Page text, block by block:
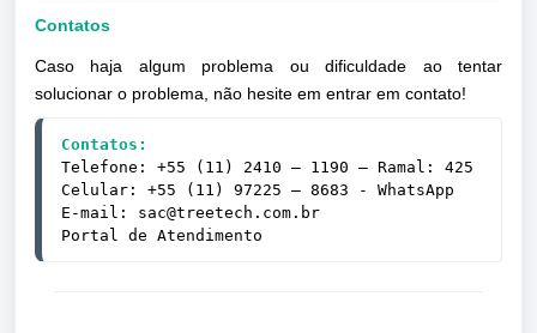
Contatos
Caso haja algum problema ou dificuldade ao tentar
solucionar o problema, não hesite em entrar em contato!
Contatos:
Telefone: +55 (11) 2410 – 1190 — Ramal: 425
Celular: +55 (11) 97225 – 8683 - WhatsApp
E-mail: sac@treetech.com.br
Portal de Atendimento